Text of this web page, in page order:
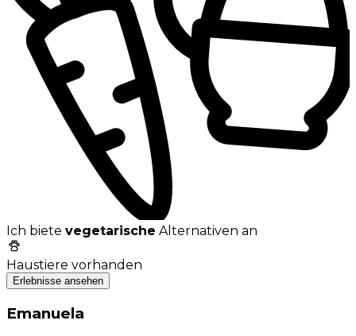
Ich biete vegetarische Alternativen an
Haustiere vorhanden
Erlebnisse ansehen
Emanuela